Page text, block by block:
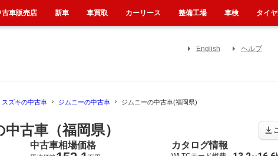
English ヘルプ
スズキの中古車 ジムニーの中古車 ジムニーの中古車(福岡県)
古車（福岡県）
中古車相場価格 カタログ情報
古車販売店 新車 車買取 カーリース 整備工場 車検 タイ